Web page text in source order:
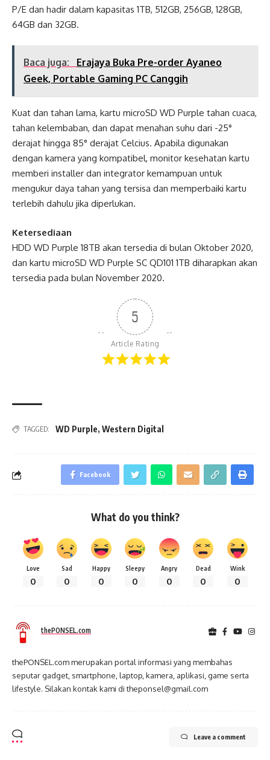
P/E dan hadir dalam kapasitas 1TB, 512GB, 256GB, 128GB,
64GB dan 32GB.
Baca juga:
Erajaya Buka Pre-order Ayaneo
Geek, Portable Gaming PC Canggih
Kuat dan tahan lama, kartu microSD WD Purple tahan cuaca,
tahan kelembaban, dan dapat menahan suhu dari -25°
derajat hingga 85° derajat Celcius. Apabila digunakan
dengan kamera yang kompatibel, monitor kesehatan kartu
memberi installer dan integrator kemampuan untuk
mengukur daya tahan yang tersisa dan memperbaiki kartu
terlebih dahulu jika diperlukan.
Ketersediaan
HDD WD Purple 18TB akan tersedia di bulan Oktober 2020,
dan kartu microSD WD Purple SC QD101 1TB diharapkan akan
tersedia pada bulan November 2020.
5
Article Rating
TAGGED: WD Purple, Western Digital
Facebook
What do you think?
Love
0
Sad
0
Happy
0
Sleepy
0
Angry
0
Dead
0
Wink
0
thePONSEL.com
thePONSEL.com merupakan portal informasi yang membahas
seputar gadget, smartphone, laptop, kamera, aplikasi, game serta
lifestyle. Silakan kontak kami di theponsel@gmail.com
Leave a comment